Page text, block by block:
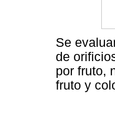
Se
de
por fruto,
fruto y